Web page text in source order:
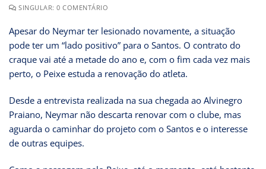
SINGULAR: 0 COMENTÁRIO
Apesar do Neymar ter lesionado novamente, a situação
pode ter um “lado positivo” para o Santos. O contrato do
craque vai até a metade do ano e, com o fim cada vez mais
perto, o Peixe estuda a renovação do atleta.
Desde a entrevista realizada na sua chegada ao Alvinegro
Praiano, Neymar não descarta renovar com o clube, mas
aguarda o caminhar do projeto com o Santos e o interesse
de outras equipes.